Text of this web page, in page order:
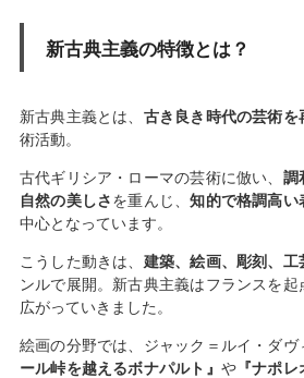
新古典主義の特徴とは？
新古典主義とは、 古き良き時代の芸術を
術活動。
古代ギリシア・ローマの芸術に倣い、 調
自然の美しさを重んじ、知的で格調高い
中心となっています。
こうした動きは、 建築、絵画、彫刻、工
ンルで展開。新古典主義はフランスを
広がっていきました。
絵画の分野では、ジャック＝ルイ・ダヴ
ール峠を越えるボナパルト』 や 『ナポ